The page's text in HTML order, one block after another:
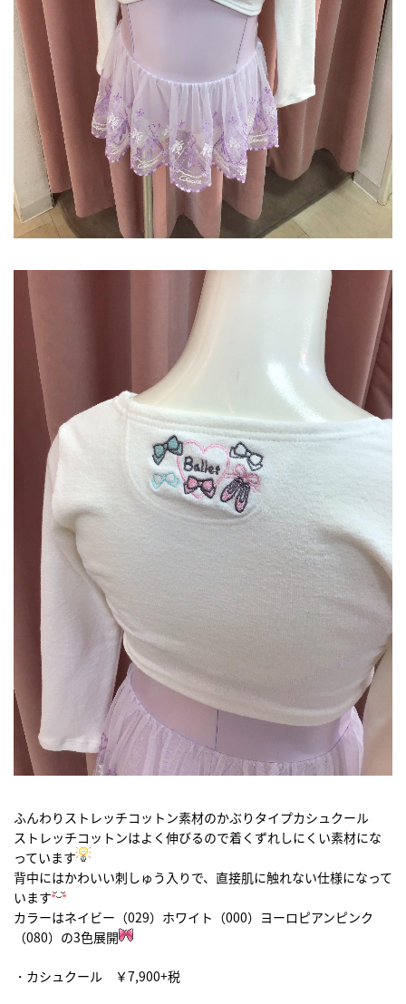
ふんわりストレッチコットン素材のかぶりタイプカシュクール
ストレッチコットンはよく伸びるので着くずれしにくい素材にな
っています
背中にはかわいい刺しゅう入りで、直接肌に触れない仕様になって
います
カラーはネイビー（029）ホワイト（000）ヨーロピアンピンク
（080）の3色展開
・カシュクール ￥7,900+税